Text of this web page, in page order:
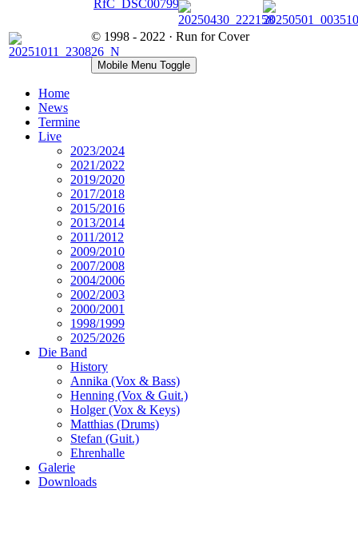
© 1998 - 2022 · Run for Cover
Mobile Menu Toggle
Home
News
Termine
Live
2023/2024
2021/2022
2019/2020
2017/2018
2015/2016
2013/2014
2011/2012
2009/2010
2007/2008
2004/2006
2002/2003
2000/2001
1998/1999
2025/2026
Die Band
History
Annika (Vox & Bass)
Henning (Vox & Guit.)
Holger (Vox & Keys)
Matthias (Drums)
Stefan (Guit.)
Ehrenhalle
Galerie
Downloads